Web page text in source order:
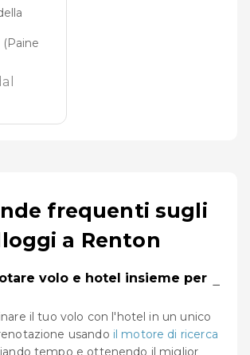
frequenti sugli
a Renton
volo e hotel insieme per −
il tuo volo con l'hotel in un unico
usando il motore di ricerca
tempo e ottenendo il miglior